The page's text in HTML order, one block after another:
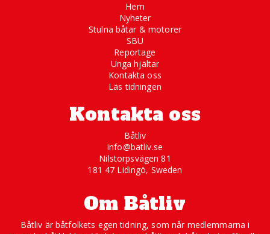
Hem
Nyheter
Stulna båtar & motorer
SBU
Reportage
Unga hjältar
Kontakta oss
Läs tidningen
Kontakta oss
Båtliv
info@batliv.se
Nilstorpsvägen 81
181 47 Lidingö, Sweden
Om Båtliv
Båtliv är båtfolkets egen tidning, som når medlemmarna i